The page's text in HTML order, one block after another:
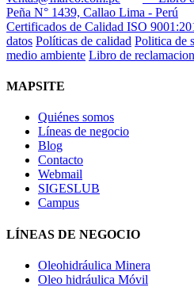
Peña N° 1439, Callao Lima - Perú
Certificados de Calidad ISO
datos Políticas de calidad Politica de
medio ambiente Libro de
MAPSITE
Quiénes somos
Líneas de negocio
Blog
Contacto
Webmail
SIGESLUB
Campus
LÍNEAS DE NEGOCIO
Oleohidráulica Minera
Oleo hidráulica Móvil